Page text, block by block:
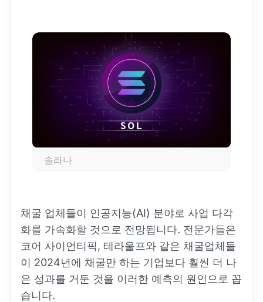
솔라나
채굴 업체들이 인공지능(AI) 분야로 사업 다각
화를 가속화할 것으로 전망됩니다. 전문가들은
코어 사이언티픽, 테라울프와 같은 채굴업체들
이 2024년에 채굴만 하는 기업보다 훨씬 더 나
은 성과를 거둔 것을 이러한 예측의 원인으로 꼽
습니다.